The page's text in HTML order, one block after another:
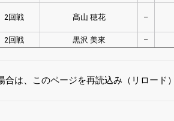
2回戦 髙山 穂花 –
2回戦 黒沢 美來 –
は、このページを再読込み（リロード